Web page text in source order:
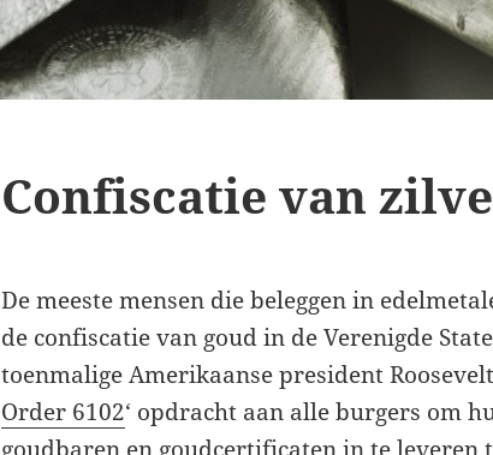
Confiscatie van
De meeste mensen die beleggen in
de confiscatie van goud in de Verenigde
toenmalige Amerikaanse president
Order 6102‘ opdracht aan alle burgers om
goudbaren en goudcertificaten in te leveren